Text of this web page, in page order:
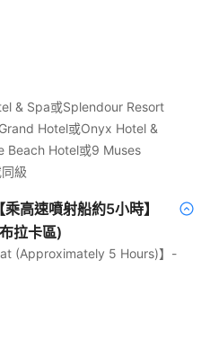
& Spa或Splendour Resort
Hotel或Onyx Hotel &
Beach Hotel或9 Muses
級
高速噴射船約5小時】
拉卡區)
(Approximately 5 Hours)】-